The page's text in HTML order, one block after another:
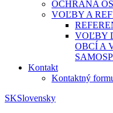
OCHRANA
VOĽBY A
VOĽBY
OBCÍ A
Kontakt
Kontaktný
SKSlovensky